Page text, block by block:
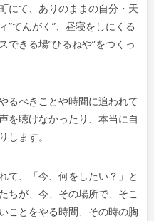
にて、ありのままの自分・天
”てんがく”、昼寝をしにくる
できる場”ひるねや”をつくっ
るべきことや時間に追われて
を聴けなかったり、本当に自
します。
て、「今、何をしたい？」と
ちが、今、その場所で、そこ
ことをやる時間、その時の胸